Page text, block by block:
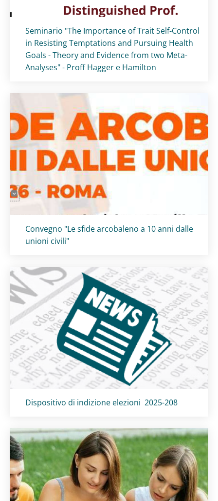
Titolo card:
Seminario "The Importance of Trait Self-Control
in Resisting Temptations and Pursuing Health
Goals - Theory and Evidence from two Meta-
Analyses" - Proff Hagger e Hamilton
Titolo card:
Convegno "Le sfide arcobaleno a 10 anni dalle
unioni civili"
Titolo card :
Dispositivo di indizione elezioni 2025-208